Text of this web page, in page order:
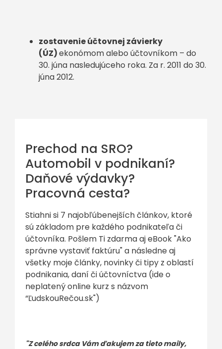
zostavenie účtovnej závierky
(ÚZ)ekonómom alebo účtovníkom – do
30. júna nasledujúceho roka. Za r. 2011 do 30.
júna 2012.
Prechod na SRO?
Automobil v podnikaní?
Daňové výdavky?
Pracovná cesta?
Stiahni si 7 najobľúbenejších článkov, ktoré
sú základom pre každého podnikateľa či
účtovníka. Pošlem Ti zdarma aj eBook "Ako
správne vystaviť faktúru" a následne aj
všetky moje články, novinky či tipy z oblastí
podnikania, daní či účtovníctva (ide o
neplatený online kurz s názvom
“ĽudskouRečou.sk")
"Z celého srdca Vám ďakujem za tieto maily,